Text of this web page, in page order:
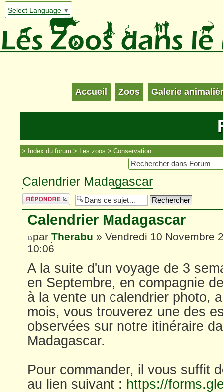
Select Language ▼
Accueil Zoos Galerie
Index du forum Les zoos Conservation
Calendrier Madagascar
Répondre
Calendrier Madagascar
par Therabu » Vendredi 10 Novembre
10:06
A la suite d'un voyage de 3
en Septembre, en compagnie
à la vente un calendrier photo,
mois, vous trouverez une des
observées sur notre itinéraire
Madagascar.
Pour commander, il vous suffit
au lien suivant : https://